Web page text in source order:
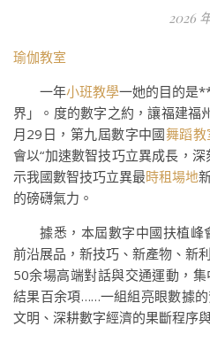
2026
瑜伽教室
一年小班教學一她的目的是
界」。度的數字之約，讓福建福
月29日，第九屆數字中國舞蹈教
會以“加速數智技巧立異成長，
示我國數智技巧立異最時租場地
的磅礴氣力。
據悉，本屆數字中國扶植
前沿展品，新技巧、新產物、新
50余場高端對話與交通運動，
結果百余項……一組組亮眼數據
文明、深耕數字經濟的果斷程序